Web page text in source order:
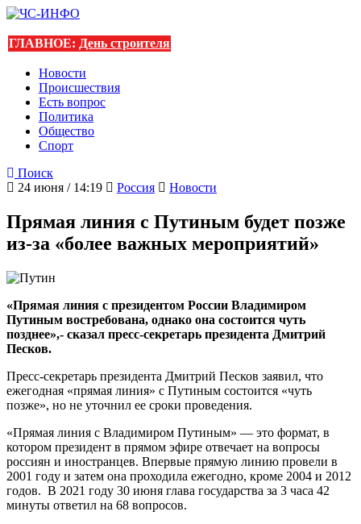
ГЛАВНОЕ: День строителя
Новости
Происшествия
Есть вопрос
Политика
Общество
Спорт
Поиск
24 июня / 14:19
Россия Новости
Прямая линия с Путиным будет позже
из-за «более важных мероприятий»
«Прямая линия с президентом России Владимиром
Путиным востребована, однако она состоится чуть
позднее»,- сказал пресс-секретарь президента Дмитрий
Песков.
Пресс-секретарь президента Дмитрий Песков заявил, что
ежегодная «прямая линия» с Путиным состоится «чуть
позже», но не уточнил ее сроки проведения.
«Прямая линия с Владимиром Путиным» — это формат, в
котором президент в прямом эфире отвечает на вопросы
россиян и иностранцев. Впервые прямую линию провели в
2001 году и затем она проходила ежегодно, кроме 2004 и 2012
годов. В 2021 году 30 июня глава государства за 3 часа 42
минуты ответил на 68 вопросов.